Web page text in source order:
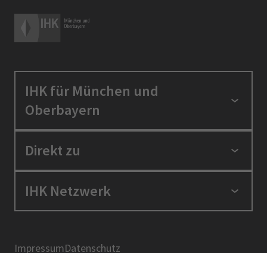
IHK für München und
Oberbayern
Standortpolitik
Berufszugang
Über uns
Direkt zu
Positionen
Presse
IHK Netzwerk
BIHK
ImpressumDatenschutz